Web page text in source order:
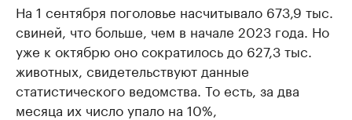
На 1 сентября поголовье насчитывало 673,9 тыс.
свиней, что больше, чем в начале 2023 года. Но
уже к октябрю оно сократилось до 627,3 тыс.
животных, свидетельствуют данные
статистического ведомства. То есть, за два
месяца их число упало на 10%,